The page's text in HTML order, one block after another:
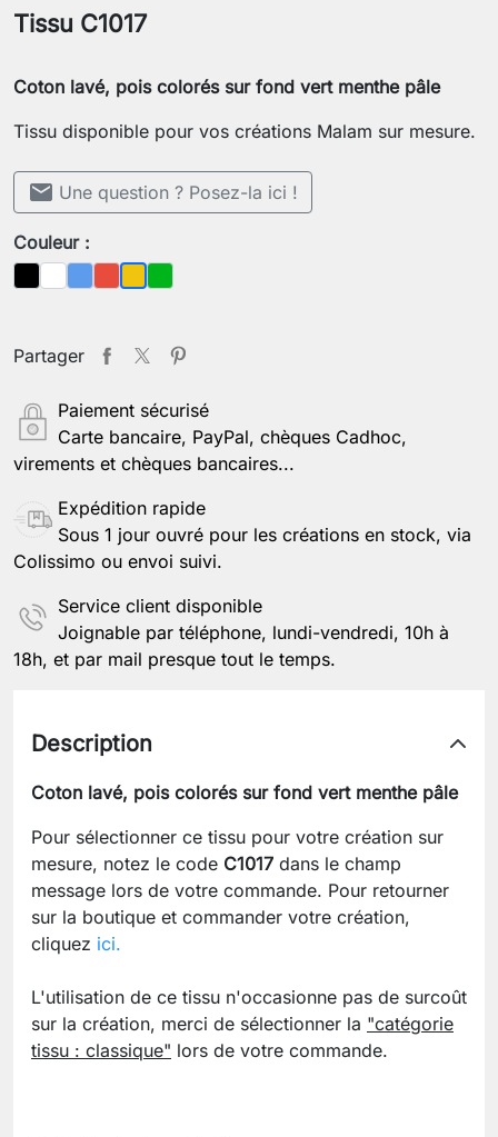
Tissu C1017
Coton lavé, pois colorés sur fond vert menthe pâle
Tissu disponible pour vos créations Malam sur mesure.
mail Une question ? Posez-la ici !
Couleur :
NoirBlancBleuRougeJaune
Vert
Partager
Paiement sécurisé
Carte bancaire, PayPal, chèques Cadhoc,
virements et chèques bancaires...
Expédition rapide
Sous 1 jour ouvré pour les créations en stock, via
Colissimo ou envoi suivi.
Service client disponible
Joignable par téléphone, lundi-vendredi, 10h à
18h, et par mail presque tout le temps.
Description
Coton lavé, pois colorés sur fond vert menthe pâle
Pour sélectionner ce tissu pour votre création sur
mesure, notez le code C1017 dans le champ
message lors de votre commande. Pour retourner
sur la boutique et commander votre création,
cliquez ici.
L'utilisation de ce tissu n'occasionne pas de surcoût
sur la création, merci de sélectionner la "catégorie
tissu : classique" lors de votre commande.